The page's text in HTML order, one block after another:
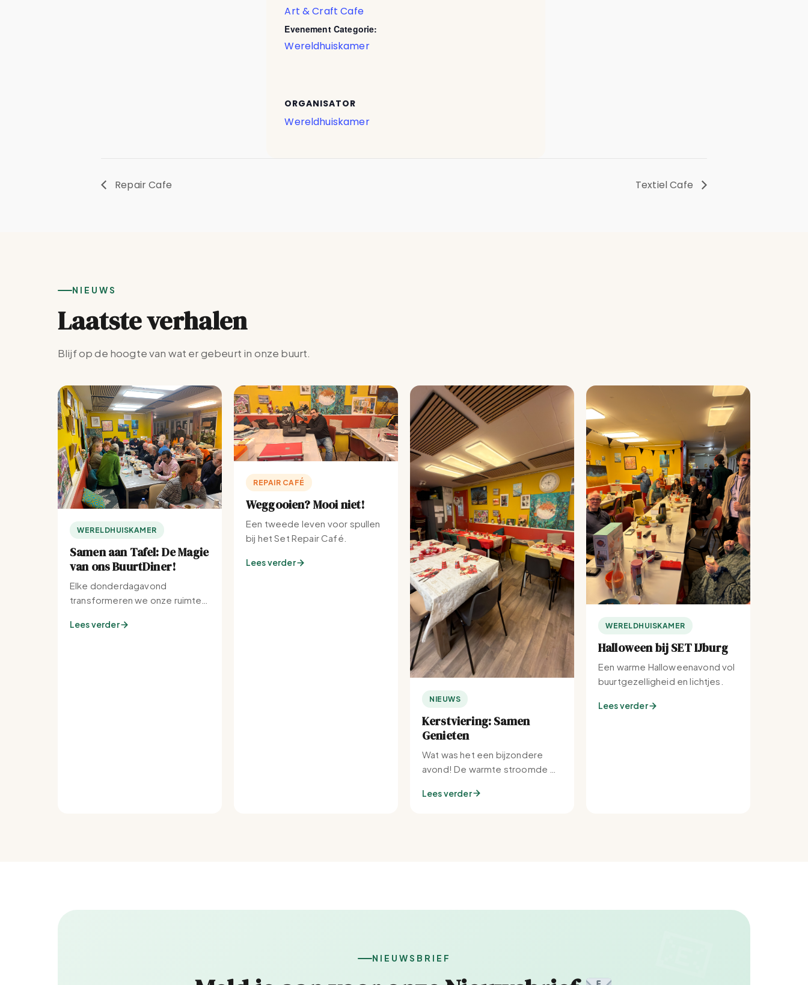
Art & Craft Cafe
Evenement Categorie:
Wereldhuiskamer
ORGANISATOR
Wereldhuiskamer
Repair Cafe Textiel Cafe
NIEUWS
Laatste verhalen
Blijf op de hoogte van wat er gebeurt in onze buurt.
WERELDHUISKAMER
Samen aan Tafel: De Magie
van ons BuurtDiner!
Elke donderdagavond
transformeren we onze ruimte
buurt.
Lees verder
REPAIR CAFÉ
Weggooien? Mooi niet!
Een tweede leven voor spullen
bij het Set Repair Café.
Lees verder
NIEUWS
Kerstviering: Samen
Genieten
Wat was het een bijzondere
avond! De warmte stroomde bij
Lees verder
WERELDHUISKAMER
Halloween bij SET IJburg
Een warme Halloweenavond vol
buurtgezelligheid en lichtjes.
Lees verder
NIEUWSBRIEF